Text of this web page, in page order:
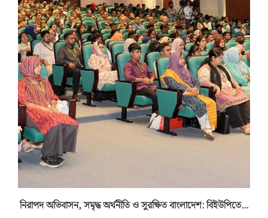
নিরাপদ অভিবাসন, সমৃদ্ধ অর্থনীতি ও সুরক্ষিত বাংলাদেশ: বিইউপিতে...